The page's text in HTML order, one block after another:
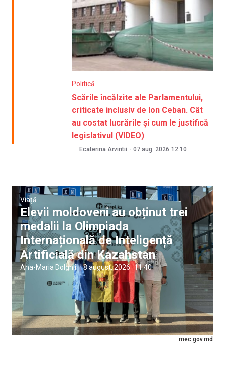
Politică
Scările încălzite ale Parlamentului,
criticate inclusiv de Ion Ceban. Cât
au costat lucrările și cum le justifică
legislativul (VIDEO)
Ecaterina Arvintii - 07 aug. 2026 12:10
mec.gov.md
Viață
Elevii moldoveni au obținut trei
medalii la Olimpiada
Internațională de Inteligență
Artificială din Kazahstan
Ana-Maria Dolghii |8 august, 2026 11:40